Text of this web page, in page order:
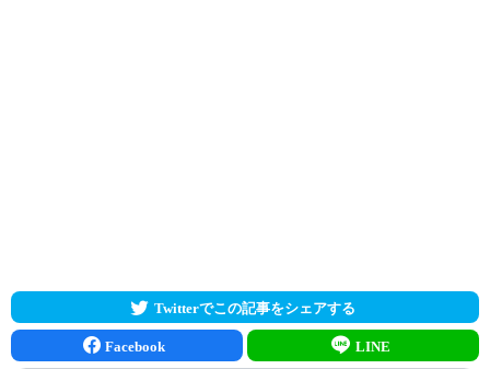
Twitterでこの記事をシェアする
Facebook LINE